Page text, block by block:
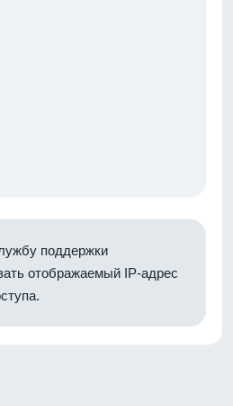
поддержки
отображаемый IP-адрес